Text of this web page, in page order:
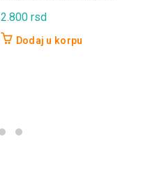
2.800 rsd
Dodaj u korpu